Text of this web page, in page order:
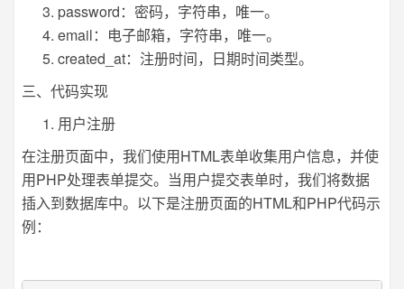
password：密码，字符串，唯一。
email：电子邮箱，字符串，唯一。
created_at：注册时间，日期时间类型。
三、代码实现
用户注册
在注册页面中，我们使用HTML表单收集用户信息，并使
用PHP处理表单提交。当用户提交表单时，我们将数据
插入到数据库中。以下是注册页面的HTML和PHP代码示
例：